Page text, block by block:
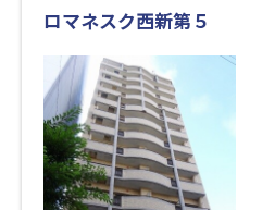
ロマネスク西新第５